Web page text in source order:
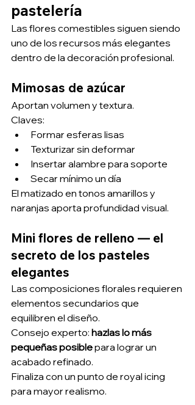
pastelería
Las flores comestibles siguen siendo
uno de los recursos más elegantes
dentro de la decoración profesional.
Mimosas de azúcar
Aportan volumen y textura.
Claves:
Formar esferas lisas
Texturizar sin deformar
Insertar alambre para soporte
Secar mínimo un día
El matizado en tonos amarillos y
naranjas aporta profundidad visual.
Mini flores de relleno — el
secreto de los pasteles
elegantes
Las composiciones florales requieren
elementos secundarios que
equilibren el diseño.
Consejo experto: hazlas lo más
pequeñas posible para lograr un
acabado refinado.
Finaliza con un punto de royal icing
para mayor realismo.